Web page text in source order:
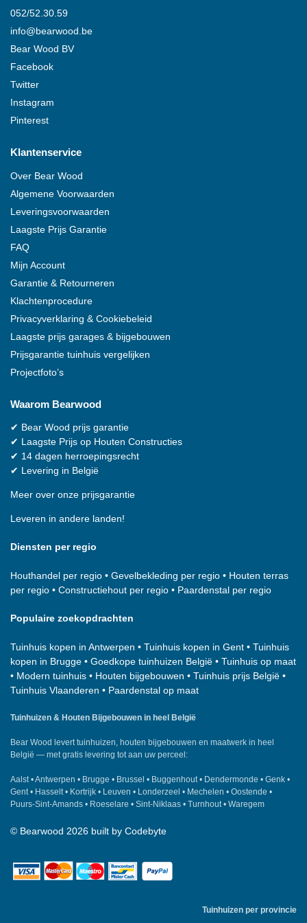
052/52.30.59
info@bearwood .be
Bear Wood BV
Facebook
Twitter
Instagram
Pinterest
Klantenservice
Over Bear Wood
Algemene Voorwaarden
Leveringsvoorwaarden
Laagste Prijs Garantie
FAQ
Mijn Account
Garantie & Retourneren
Klachtenprocedure
Privacyverklaring & Cookiebeleid
Laagste prijs garages & bijgebouwen
Prijsgarantie tuinhuis vergelijken
Projectfoto’s
Waarom Bearwood
✔ Bear Wood prijs garantie
✔ Laagste Prijs op Houten Constructies
✔ 14 dagen herroepingsrecht
✔ Levering in België
Meer over onze prijsgarantie
Leveren in andere landen!
Diensten per regio
Houthandel per regio • Gevelbekleding per regio • Houten terras
per regio • Constructiehout per regio • Paardenstal per regio
Populaire zoekopdrachten
Tuinhuis kopen in Antwerpen • Tuinhuis kopen in Gent • Tuinhuis
kopen in Brugge • Goedkope tuinhuizen België • Tuinhuis op maat
• Modern tuinhuis • Houten bijgebouwen • Tuinhuis prijs België •
Tuinhuis Vlaanderen • Paardenstal op maat
Tuinhuizen & Houten Bijgebouwen in heel België
Bear Wood levert tuinhuizen, houten bijgebouwen en maatwerk in heel
België — met gratis levering tot aan uw perceel:
Aalst•Antwerpen • Brugge • Brussel • Buggenhout• Dendermonde • Genk •
Gent• Hasselt• Kortrijk • Leuven • Londerzeel • Mechelen • Oostende •
Puurs-Sint-Amands • Roeselare • Sint-Niklaas • Turnhout• Waregem
© Bearwood 2026 built by Codebyte
Tuinhuizen per provincie